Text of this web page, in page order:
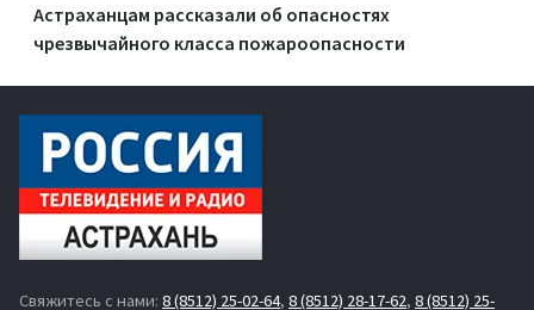
Астраханцам рассказали об опасностях
чрезвычайного класса пожароопасности
Свяжитесь с нами: 8 (8512) 25-02-64, 8 (8512) 28-17-62, 8 (8512) 25-